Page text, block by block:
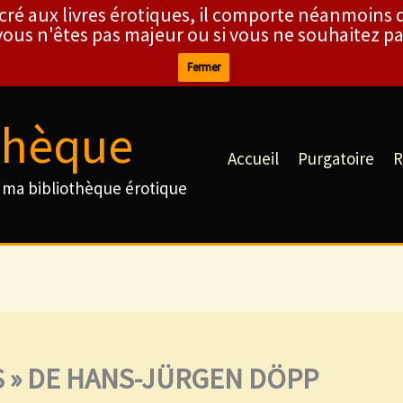
aux livres érotiques, il comporte néanmoins
n'êtes pas majeur ou si vous ne souhaitez
Fermer
bibliothèque érotique
Accueil Purgatoire
» DE HANS-JÜRGEN DÖPP